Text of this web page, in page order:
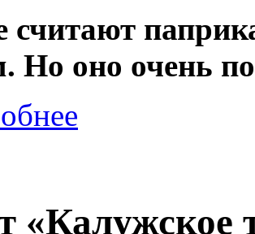
Но оно очень
«Калужское